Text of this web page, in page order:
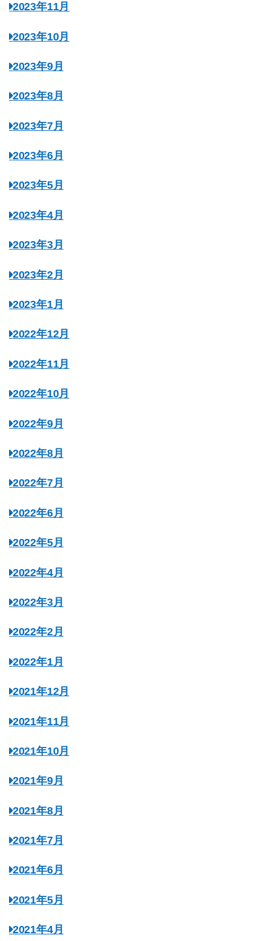
2023年11月
2023年10月
2023年9月
2023年8月
2023年7月
2023年6月
2023年5月
2023年4月
2023年3月
2023年2月
2023年1月
2022年12月
2022年11月
2022年10月
2022年9月
2022年8月
2022年7月
2022年6月
2022年5月
2022年4月
2022年3月
2022年2月
2022年1月
2021年12月
2021年11月
2021年10月
2021年9月
2021年8月
2021年7月
2021年6月
2021年5月
2021年4月